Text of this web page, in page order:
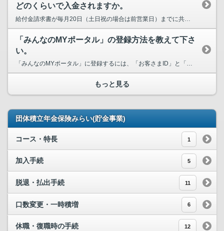
どのくらいで入金されますか。
給付金請求書が毎月20日（土日祝の場合は前営業日）までに共済センターに到着し、不備等がなければ...
「みんなのMYポータル」の登録方法を教えて下さ
い。
「みんなのMYポータル」に登録するには、「お客さまID」と「初回アクセスコード」が必要です。登...
もっと見る
団体積立年金保険みらい(貯金事業)
コース・特長 1
加入手続 5
脱退・払出手続 11
口数変更・一時積増 6
休職・復職時の手続 12